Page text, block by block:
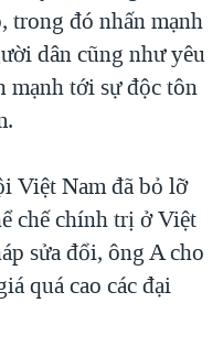
trong đó nhấn mạnh
dân cũng như yêu
mạnh tới sự độc tôn
Việt Nam đã bỏ lỡ
chế chính trị ở Việt
sửa đổi, ông A cho
quá cao các đại